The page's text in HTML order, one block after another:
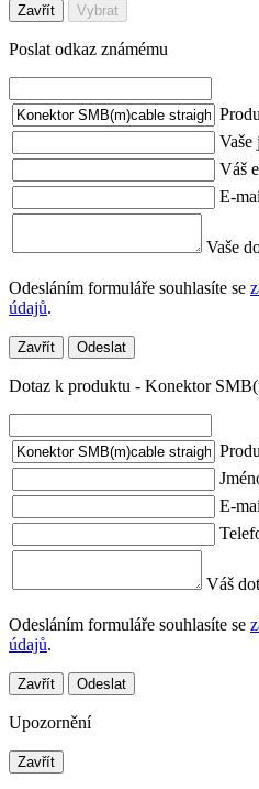
Zavřít
Vybrat
Poslat odkaz známému
Vaše
Váš
E-
Vaše
Odesláním formuláře souhlasíte se
údajů.
Zavřít Odeslat
Dotaz k produktu - Konektor
E-
Váš
Odesláním formuláře souhlasíte se
údajů.
Zavřít Odeslat
Upozornění
Zavřít